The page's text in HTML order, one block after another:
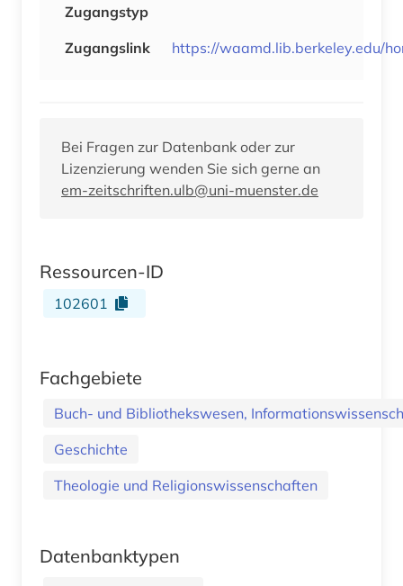
Zugangstyp
Zugangslink
https://waamd.lib.berkeley.edu/
Bei Fragen zur Datenbank oder zur
Lizenzierung wenden Sie sich gerne an
em-zeitschriften.ulb@uni-muenster.de
Ressourcen-ID
102601
Fachgebiete
Buch- und Bibliothekswesen,
Geschichte
Theologie und Religionswissenschaften
Datenbanktypen